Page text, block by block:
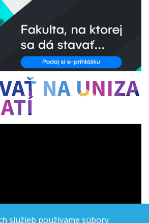
služieb používame súbory